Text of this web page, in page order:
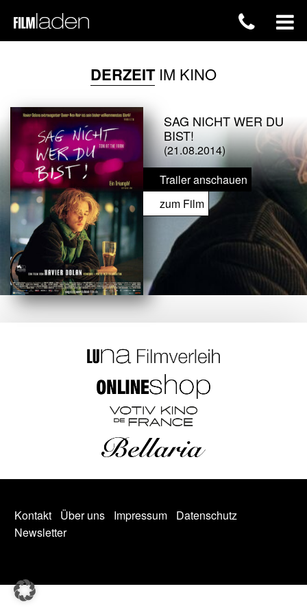
DERZEITIM KINO
SAG NICHT WER DU
BIST!
(21.08.2014)
Trailer anschauen
zum Film
Kontakt Über uns Impressum
Datenschutz
Newsletter